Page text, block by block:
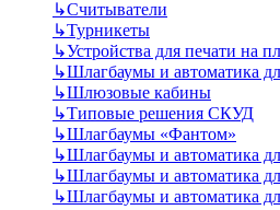
↳Считыватели
↳Турникеты
↳Устройства для печати на
↳Шлагбаумы и автоматика
↳Шлюзовые кабины
↳Типовые решения СКУД
↳Шлагбаумы «Фантом»
↳Шлагбаумы и автоматика
↳Шлагбаумы и автоматика
↳Шлагбаумы и автоматика